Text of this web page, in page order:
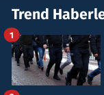
Trend
1